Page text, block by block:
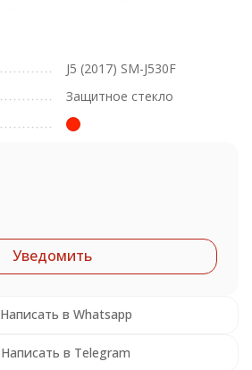
J5 (2017) SM-J530F
Защитное стекло
Уведомить
Написать в Whatsapp
Написать в Telegram